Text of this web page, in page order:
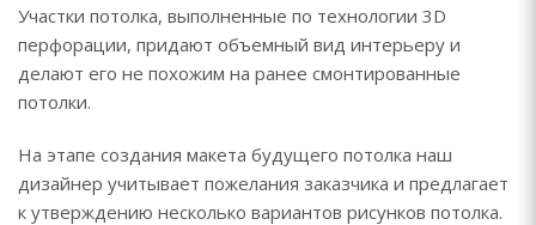
Участки потолка, выполненные по технологии 3D
перфорации, придают объемный вид интерьеру и
делают его не похожим на ранее смонтированные
потолки.
На этапе создания макета будущего потолка наш
дизайнер учитывает пожелания заказчика и предлагает
к утверждению несколько вариантов рисунков потолка.